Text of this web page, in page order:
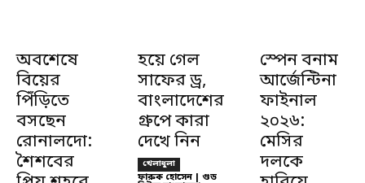
অবশেষে
বিয়ের
পিঁড়িতে
বসছেন
রোনালদো:
শৈশবের
হয়ে গেল
সাফের ড্র,
বাংলাদেশের
গ্রুপে কারা
দেখে নিন
খেলাধুলা
ফারুক হোসেন | গুড
স্পেন বনাম
আর্জেন্টিনা
ফাইনাল
২০২৬:
মেসির
দলকে